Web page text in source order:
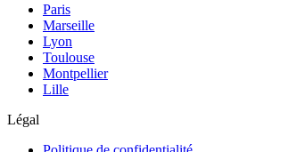
Paris
Marseille
Lyon
Toulouse
Montpellier
Lille
Légal